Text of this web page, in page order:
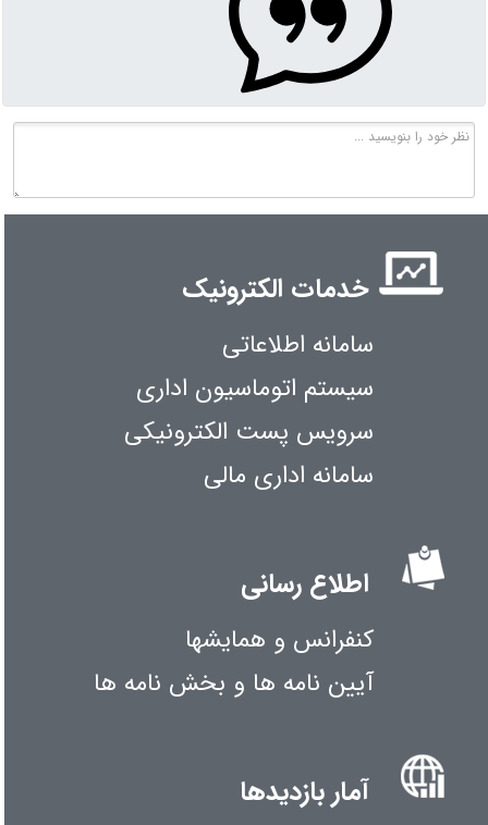
خدمات الکترونیک
سامانه اطلاعاتی
سیستم اتوماسیون اداری
سرویس پست الکترونیکی
سامانه اداری مالی
اطلاع رسانی
کنفرانس و همایشها
آیین نامه ها و بخش نامه ها
آمار بازدیدها